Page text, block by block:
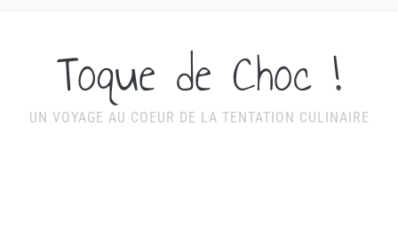
Toque de Choc !
UN VOYAGE AU COEUR DE LA TENTATION CULINAIRE